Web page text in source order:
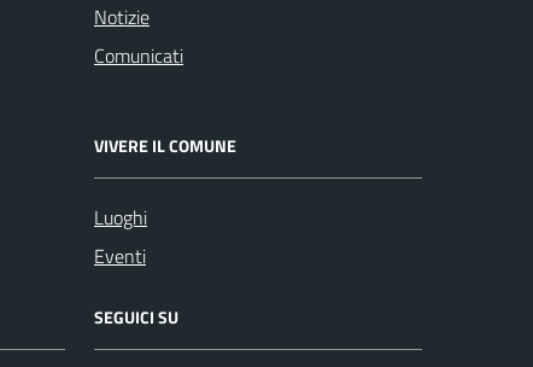
Notizie
Comunicati
VIVERE IL COMUNE
Luoghi
Eventi
SEGUICI SU